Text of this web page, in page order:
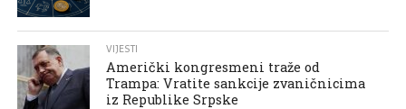
VIJESTI
Američki kongresmeni traže od
Trampa: Vratite sankcije zvaničnicima
iz Republike Srpske